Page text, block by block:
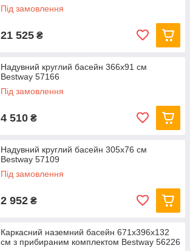
Під замовлення
21 525 ₴
Надувний круглий басейн 366х91 см
Bestway 57166
Під замовлення
4 510 ₴
Надувний круглий басейн 305х76 см
Bestway 57109
Під замовлення
2 952 ₴
Каркасний наземний басейн 671x396x132
см з прибираним комплектом Bestway 56226